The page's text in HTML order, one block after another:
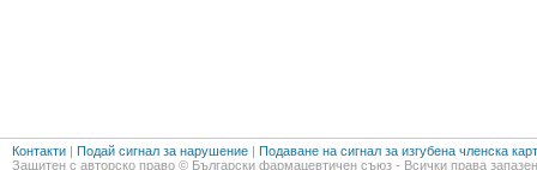
Контакти | Подай сигнал за нарушение | Подаване на сигнал за изгубена членска
Защитен с авторско право © Български фармацевтичен съюз - Всички права